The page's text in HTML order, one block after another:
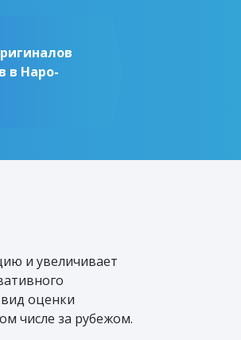
в Наро-
и увеличивает
оценки
числе за рубежом.